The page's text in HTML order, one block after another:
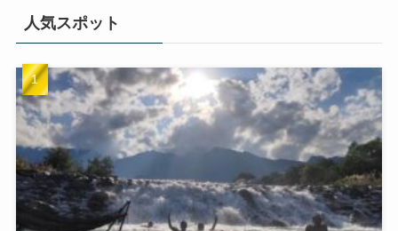
人気スポット